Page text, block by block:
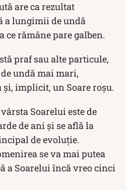
are ca rezultat
a lungimii de undă
ce rămâne pare galben.
praf sau alte particule,
undă mai mari,
implicit, un Soare roșu.
Soarelui este de
de ani și se află la
de evoluție.
se va mai putea
a Soarelui încă vreo cinci